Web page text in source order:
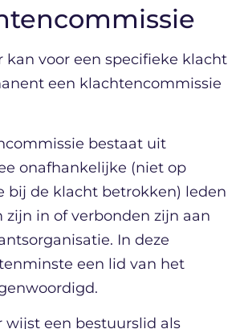
kan voor een specifieke klacht
een klachtencommissie
bestaat uit
onafhankelijke (niet op
bij de klacht betrokken) leden
zijn in of verbonden zijn aan
In deze
een lid van het
wijst een bestuurslid als